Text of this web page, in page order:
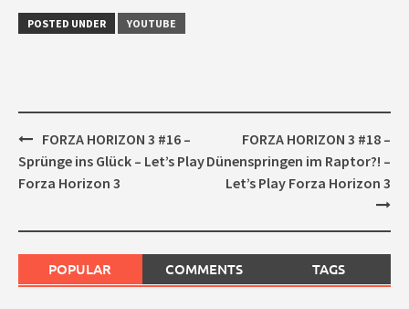
POSTED UNDER YOUTUBE
Post
navigation
FORZA HORIZON 3 #16 –
Sprünge ins Glück – Let’s Play
Forza Horizon 3
FORZA HORIZON 3 #18 –
Dünenspringen im Raptor?! –
Let’s Play Forza Horizon 3
POPULAR COMMENTS TAGS